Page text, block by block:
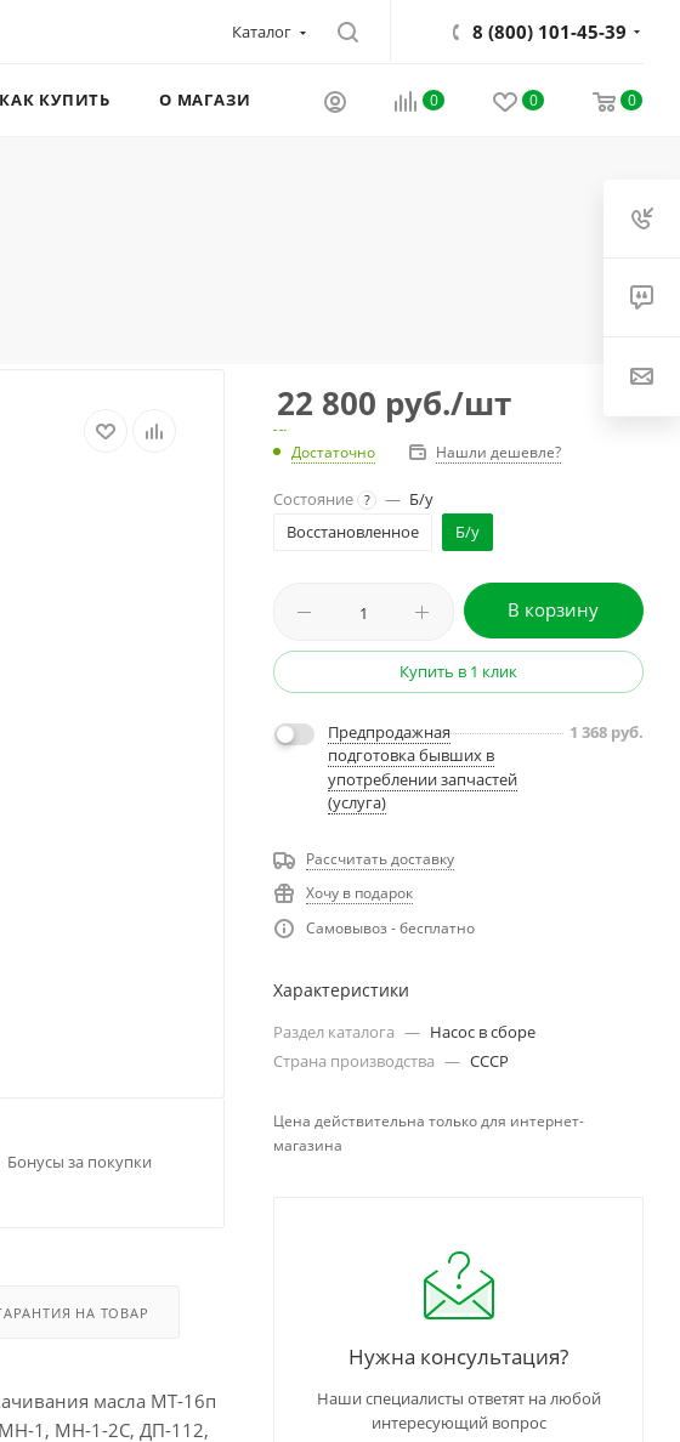
Каталог 8 (800) 101-45-39
0 0 0
КАК КУПИТЬ О МАГАЗИНЕ
Бонусы за покупки
НА ТОВАР
масла МТ-16п
МН-1, МН-1-2С, ДП-112,
22 800 руб./шт
Достаточно Нашли дешевле?
Состояние ? — Б/у
Восстановленное
Б/у
В корзину
Купить в 1 клик
Предпродажная
подготовка бывших в
употреблении запчастей
(услуга)
1 368 руб.
Рассчитать доставку
Хочу в подарок
Самовывоз - бесплатно
Характеристики
Раздел каталога — Насос в сборе
Страна производства — СССР
Цена действительна только для интернет-
магазина
Нужна консультация?
Наши специалисты ответят на любой
интересующий вопрос